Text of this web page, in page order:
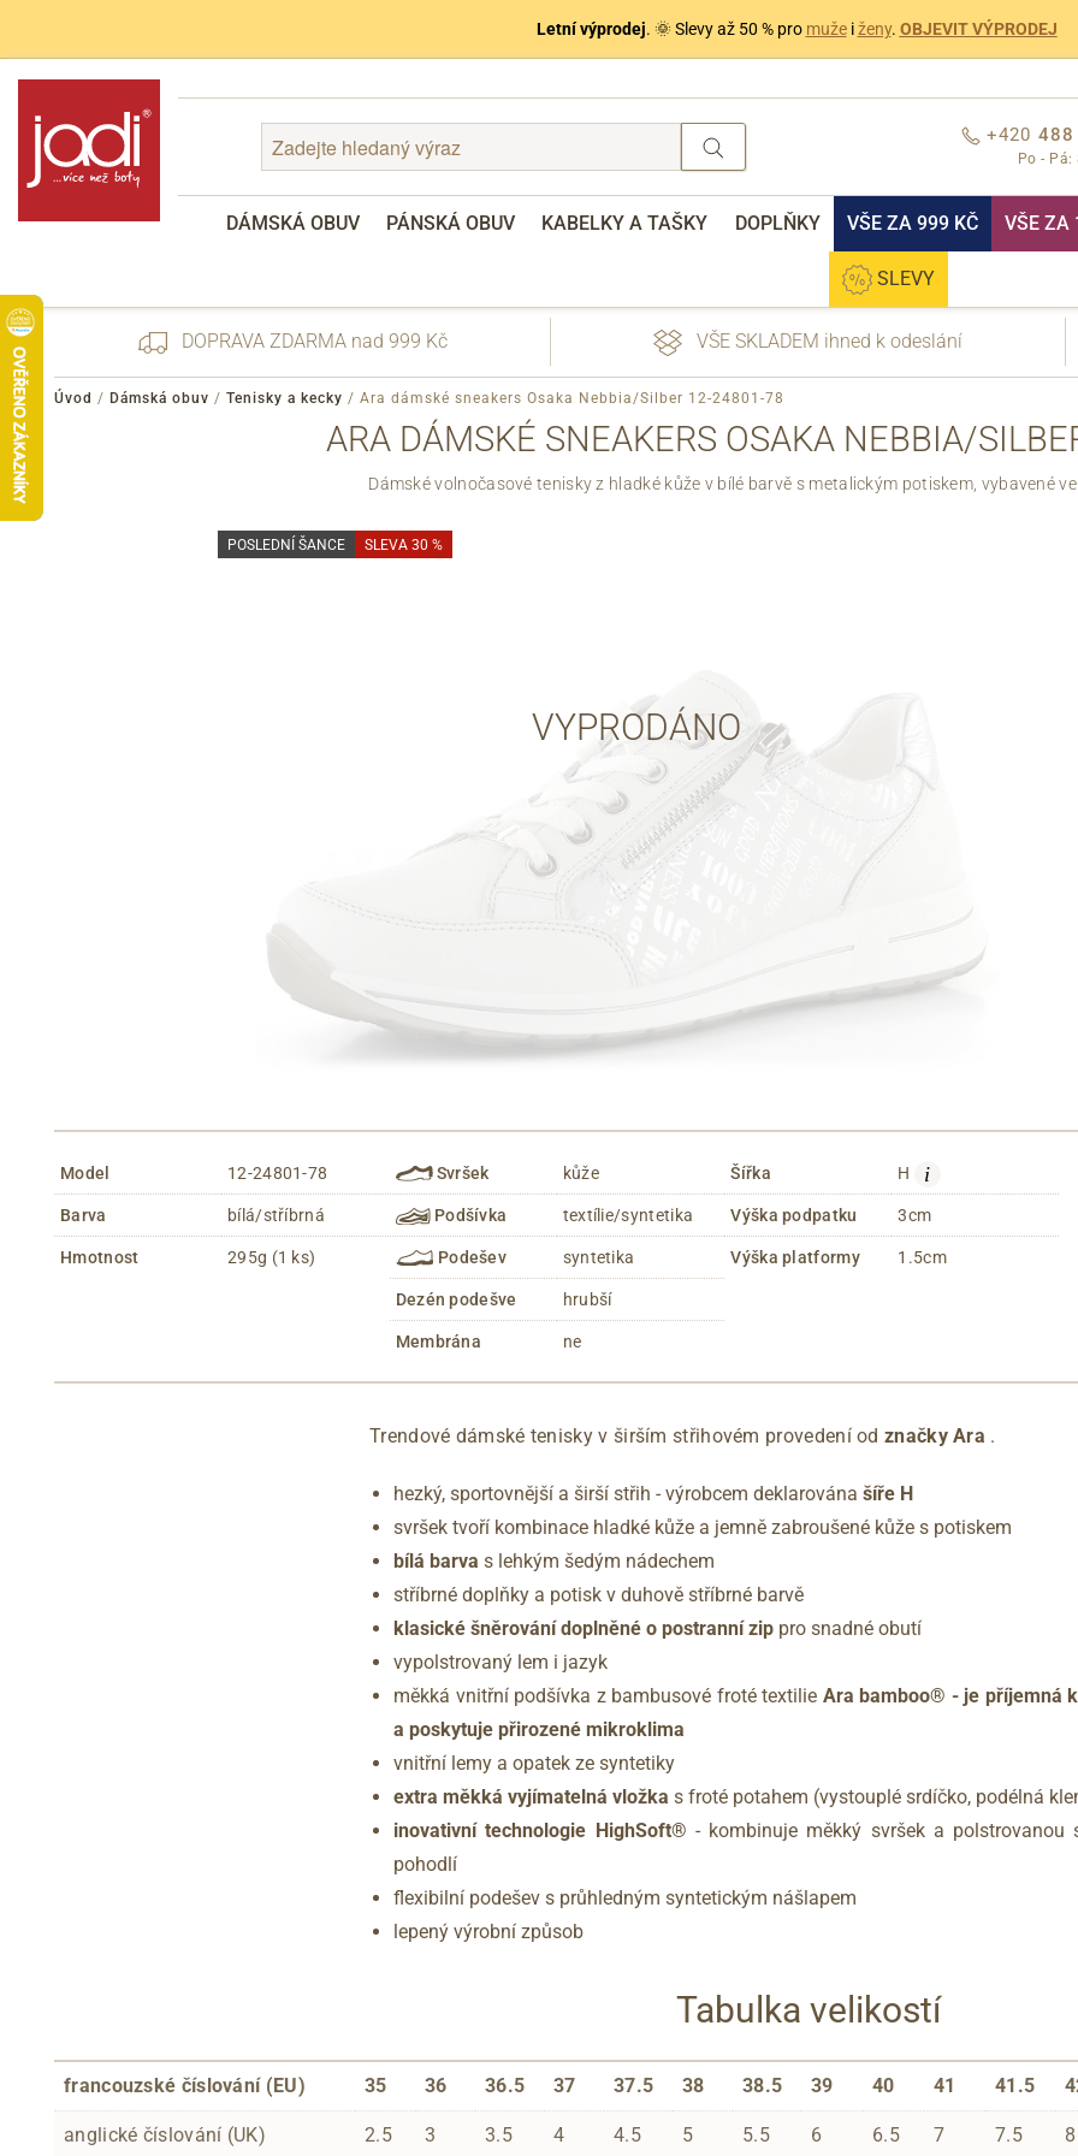
Letní výprodej. 🌞 Slevy až 50 % pro mužeiženy. OBJEVIT VÝPRODEJ
+420
Po -
DÁMSKÁ OBUV PÁNSKÁ OBUV KABELKY A TAŠKY DOPLŇKY VŠE ZA 999 KČ VŠE ZA
SLEVY
Zapomenuté heslo
DOPRAVA ZDARMA nad 999 Kč VŠE SKLADEM ihned k odeslání
Úvod / Dámská obuv / Tenisky a kecky / Ara dámské sneakers Osaka Nebbia/Silber 12-24801-78
ARA DÁMSKÉ SNEAKERS OSAKA NEBBIA/
Dámské volnočasové tenisky z hladké kůže v bílé barvě s metalickým potiskem, vybavené
VYPRODÁNO
POSLEDNÍ ŠANCE SLEVA 30 %
Model 12-24801-78
Barva bílá/stříbrná
Hmotnost 295g (1 ks)
Svršek kůže
Podšívka textílie/syntetika
Podešev syntetika
Dezén podešve hrubší
Membrána ne
Šířka H i
Výška podpatku 3cm
Výška platformy 1.5cm
Trendové dámské tenisky v širším střihovém provedení odznačky Ara .
hezký, sportovnější a širší střih - výrobcem deklarována šíře H
svršek tvoří kombinace hladké kůže a jemně zabroušené kůže s potiskem
bílá barva s lehkým šedým nádechem
stříbrné doplňky a potisk v duhově stříbrné barvě
klasické šněrování doplněné o postranní zip pro snadné obutí
vypolstrovaný lem i jazyk
měkká vnitřní podšívka z bambusové froté textilie Ara bamboo® - je příjemná
a poskytuje přirozené mikroklima
vnitřní lemy a opatek ze syntetiky
extra měkká vyjímatelná vložka s froté potahem (vystouplé srdíčko, podélná
inovativní technologie HighSoft® - kombinuje měkký svršek a polstrovanou
pohodlí
flexibilní podešev s průhledným syntetickým nášlapem
lepený výrobní způsob
Tabulka velikostí
francouzské číslování (EU) 35 36 36.5 37 37.5 38 38.5 39 40 41 41.5
anglické číslování (UK) 2.5 3 3.5 4 4.5 5 5.5 6 6.5 7 7.5 8